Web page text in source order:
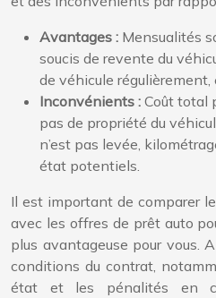
Avantages : Mensualités
soucis de revente du
de véhicule
Inconvénients : Coût total
pas de propriété du
n’est pas levée,
état potentiels.
Il est important de comparer
avec les offres de prêt auto
plus avantageuse pour vous.
conditions du contrat,
état et les pénalités en